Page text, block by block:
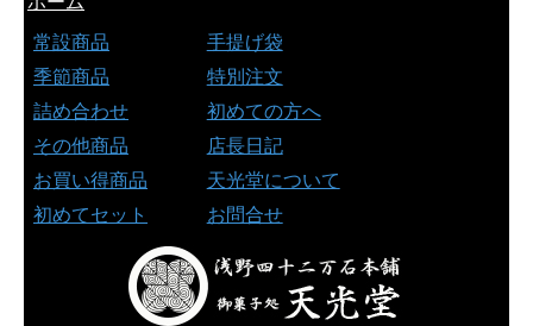
常設商品
季節商品
詰め合わせ
その他商品
お買い得商品
初めてセット
手提げ袋
特別注文
初めての方へ
店長日記
天光堂について
お問合せ